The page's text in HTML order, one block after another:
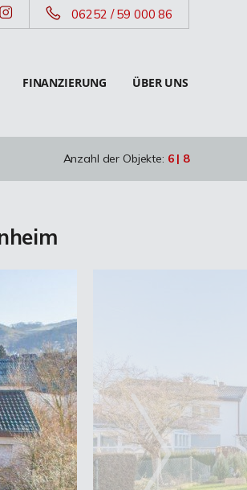
06252 / 59 000 86
FINANZIERUNG ÜBER UNS
Anzahl der Objekte: 6 | 8